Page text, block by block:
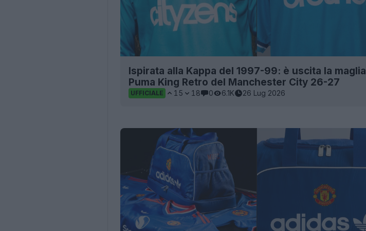
Ispirata alla Kappa del 1997-99: è uscita la maglia
Puma King Retro del Manchester City 26-27
UFFICIALE 15 18 0 6.1K 26 Lug 2026